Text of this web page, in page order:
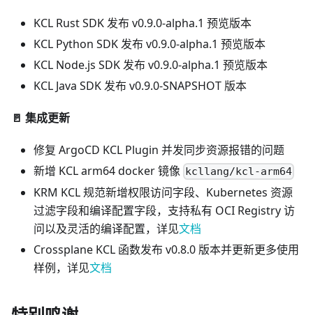
KCL Rust SDK 发布 v0.9.0-alpha.1 预览版本
KCL Python SDK 发布 v0.9.0-alpha.1 预览版本
KCL Node.js SDK 发布 v0.9.0-alpha.1 预览版本
KCL Java SDK 发布 v0.9.0-SNAPSHOT 版本
🚪 集成更新
修复 ArgoCD KCL Plugin 并发同步资源报错的问题
新增 KCL arm64 docker 镜像 kcllang/kcl-arm64
KRM KCL 规范新增权限访问字段、Kubernetes 资源
过滤字段和编译配置字段，支持私有 OCI Registry 访
问以及灵活的编译配置，详见文档
Crossplane KCL 函数发布 v0.8.0 版本并更新更多使用
样例，详见文档